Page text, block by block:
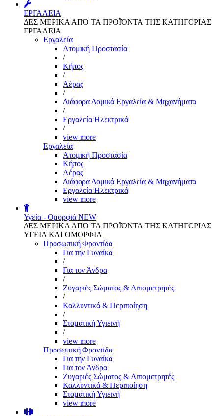
ΕΡΓΑΛΕΙΑ
ΔΕΣ ΜΕΡΙΚΑ ΑΠΌ ΤΑ ΠΡΟΪΌΝΤΑ ΤΗΣ ΚΑΤΗΓΟΡΙΑΣ
ΕΡΓΑΛΕΙΑ
Εργαλεία
Aτομική Προστασία
/
Kήπος
/
Αέρας
/
Διάφορα Δομικά Εργαλεία & Μηχανήματα
/
Εργαλεία Ηλεκτρικά
/
view more
Εργαλεία
Aτομική Προστασία
Kήπος
Αέρας
Διάφορα Δομικά Εργαλεία & Μηχανήματα
Εργαλεία Ηλεκτρικά
view more
Υγεία - Ομορφιά NEW
ΔΕΣ ΜΕΡΙΚΑ ΑΠΌ ΤΑ ΠΡΟΪΌΝΤΑ ΤΗΣ ΚΑΤΗΓΟΡΙΑΣ
ΥΓΕΙΑ ΚΑΙ ΟΜΟΡΦΙΑ
Προσωπική Φροντίδα
Για την Γυναίκα
/
Για τον Άνδρα
/
Ζυγαριές Σώματος & Λιπομετρητές
/
Καλλυντικά & Περιποίηση
/
Στοματική Υγιεινή
/
view more
Προσωπική Φροντίδα
Για την Γυναίκα
Για τον Άνδρα
Ζυγαριές Σώματος & Λιπομετρητές
Καλλυντικά & Περιποίηση
Στοματική Υγιεινή
view more